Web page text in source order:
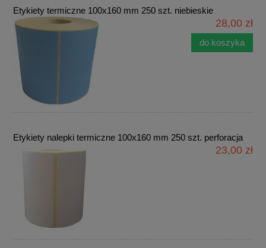
Etykiety termiczne 100x160 mm 250 szt. niebieskie
28,00 zł
do koszyka
Etykiety nalepki termiczne 100x160 mm 250 szt. perforacja
23,00 zł